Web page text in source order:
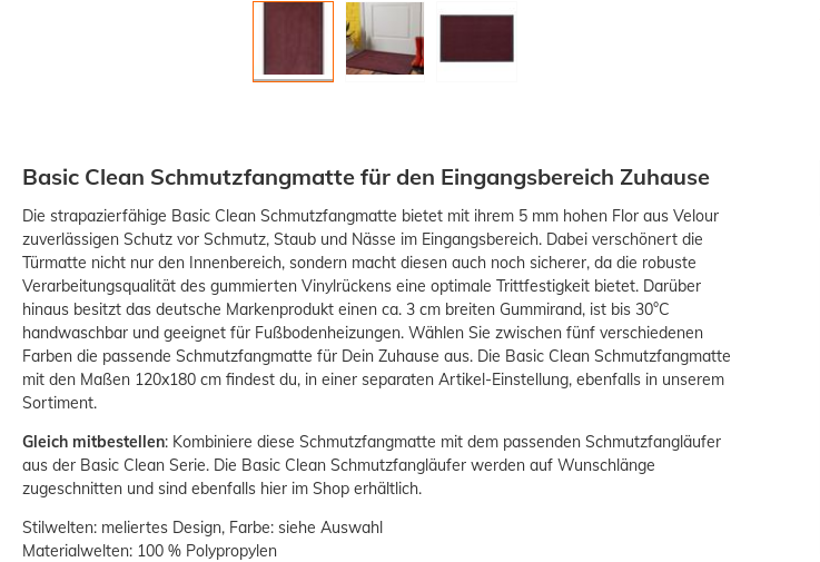
Basic Clean Schmutzfangmatte für den Eingangsbereich Zuhause
Die strapazierfähige Basic Clean Schmutzfangmatte bietet mit ihrem 5 mm hohen Flor aus Velour
zuverlässigen Schutz vor Schmutz, Staub und Nässe im Eingangsbereich. Dabei verschönert die
Türmatte nicht nur den Innenbereich, sondern macht diesen auch noch sicherer, da die robuste
Verarbeitungsqualität des gummierten Vinylrückens eine optimale Trittfestigkeit bietet. Darüber
hinaus besitzt das deutsche Markenprodukt einen ca. 3 cm breiten Gummirand, ist bis 30°C
handwaschbar und geeignet für Fußbodenheizungen. Wählen Sie zwischen fünf verschiedenen
Farben die passende Schmutzfangmatte für Dein Zuhause aus. Die Basic Clean Schmutzfangmatte
mit den Maßen 120x180 cm findest du, in einer separaten Artikel-Einstellung, ebenfalls in unserem
Sortiment.
Gleich mitbestellen: Kombiniere diese Schmutzfangmatte mit dem passenden Schmutzfangläufer
aus der Basic Clean Serie. Die Basic Clean Schmutzfangläufer werden auf Wunschlänge
zugeschnitten und sind ebenfalls hier im Shop erhältlich.
Stilwelten: meliertes Design, Farbe: siehe Auswahl
Materialwelten: 100 % Polypropylen